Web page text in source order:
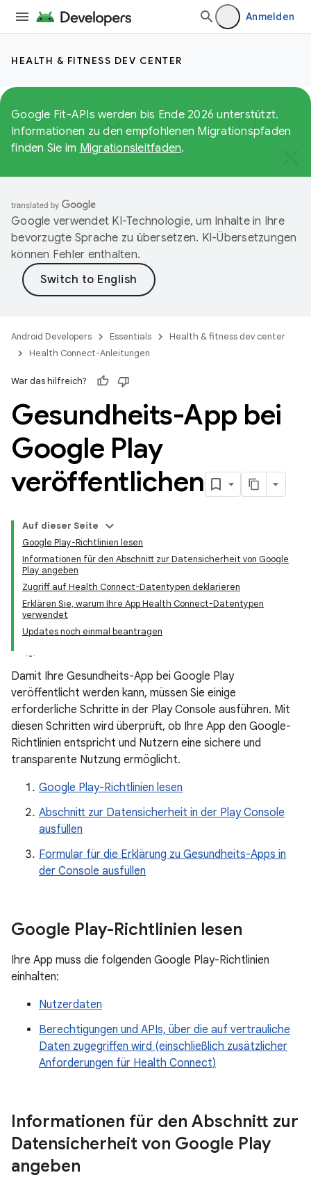
Anmelden
HEALTH & FITNESS DEV CENTER
Google Fit-APIs werden bis Ende 2026 unterstützt.
Informationen zu den empfohlenen Migrationspfaden
finden Sie im Migrationsleitfaden.
Google verwendet KI-Technologie, um Inhalte in Ihre
bevorzugte Sprache zu übersetzen. KI-Übersetzungen
können Fehler enthalten.
Android Developers Essentials
Health & fitness dev center
Health Connect-Anleitungen
War das hilfreich?
Gesundheits-App bei
Google Play
veröffentlichen
Auf dieser Seite
Google Play-Richtlinien lesen
Informationen für den Abschnitt zur Datensicherheit von Google
Play angeben
Zugriff auf Health Connect-Datentypen deklarieren
Erklären Sie, warum Ihre App Health Connect-Datentypen
verwendet
Updates noch einmal beantragen
Damit Ihre Gesundheits-App bei Google Play
veröffentlicht werden kann, müssen Sie einige
erforderliche Schritte in der Play Console ausführen. Mit
diesen Schritten wird überprüft, ob Ihre App den Google-
Richtlinien entspricht und Nutzern eine sichere und
transparente Nutzung ermöglicht.
Google Play-Richtlinien lesen
Abschnitt zur Datensicherheit in der Play Console
ausfüllen
Formular für die Erklärung zu Gesundheits-Apps in
der Console ausfüllen
Google Play-Richtlinien lesen
Ihre App muss die folgenden Google Play-Richtlinien
einhalten:
Nutzerdaten
Berechtigungen und APIs, über die auf vertrauliche
Daten zugegriffen wird (einschließlich zusätzlicher
Anforderungen für Health Connect)
Informationen für den Abschnitt zur
Datensicherheit von Google Play
angeben